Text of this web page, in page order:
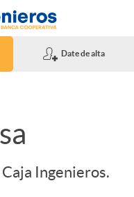
Date de alta
Ingenieros.